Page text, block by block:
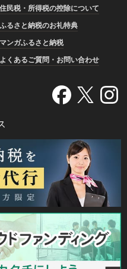
住民税・所得税の控除について
ふるさと納税のお礼特典
マンガふるさと納税
よくあるご質問・お問い合わせ